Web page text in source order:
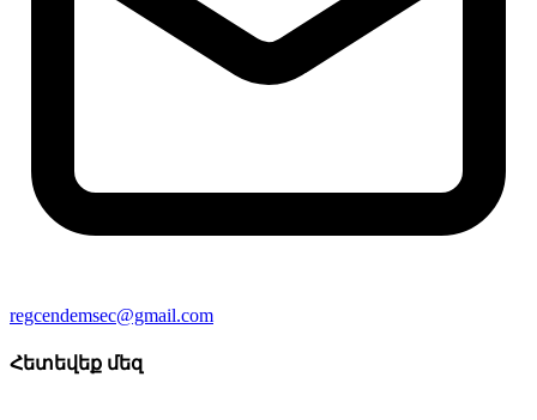
regcendemsec@gmail.com
Հետեվեք մեզ